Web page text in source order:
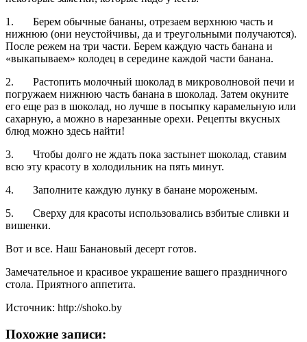
1. Берем обычные бананы, отрезаем верхнюю часть и
нижнюю (они неустойчивы, да и треугольными получаются).
После режем на три части. Берем каждую часть банана и
«выкапываем» колодец в середине каждой части банана.
2. Растопить молочный шоколад в микроволновой печи и
погружаем нижнюю часть банана в шоколад. Затем окуните
его еще раз в шоколад, но лучше в посыпку карамельную или
сахарную, а можно в нарезанные орехи. Рецепты вкусных
блюд можно здесь найти!
3. Чтобы долго не ждать пока застынет шоколад, ставим
всю эту красоту в холодильник на пять минут.
4. Заполните каждую лунку в банане мороженым.
5. Сверху для красоты использовались взбитые сливки и
вишенки.
Вот и все. Наш Банановый десерт готов.
Замечательное и красивое украшение вашего праздничного
стола. Приятного аппетита.
Источник: http://shoko.by
Похожие записи: